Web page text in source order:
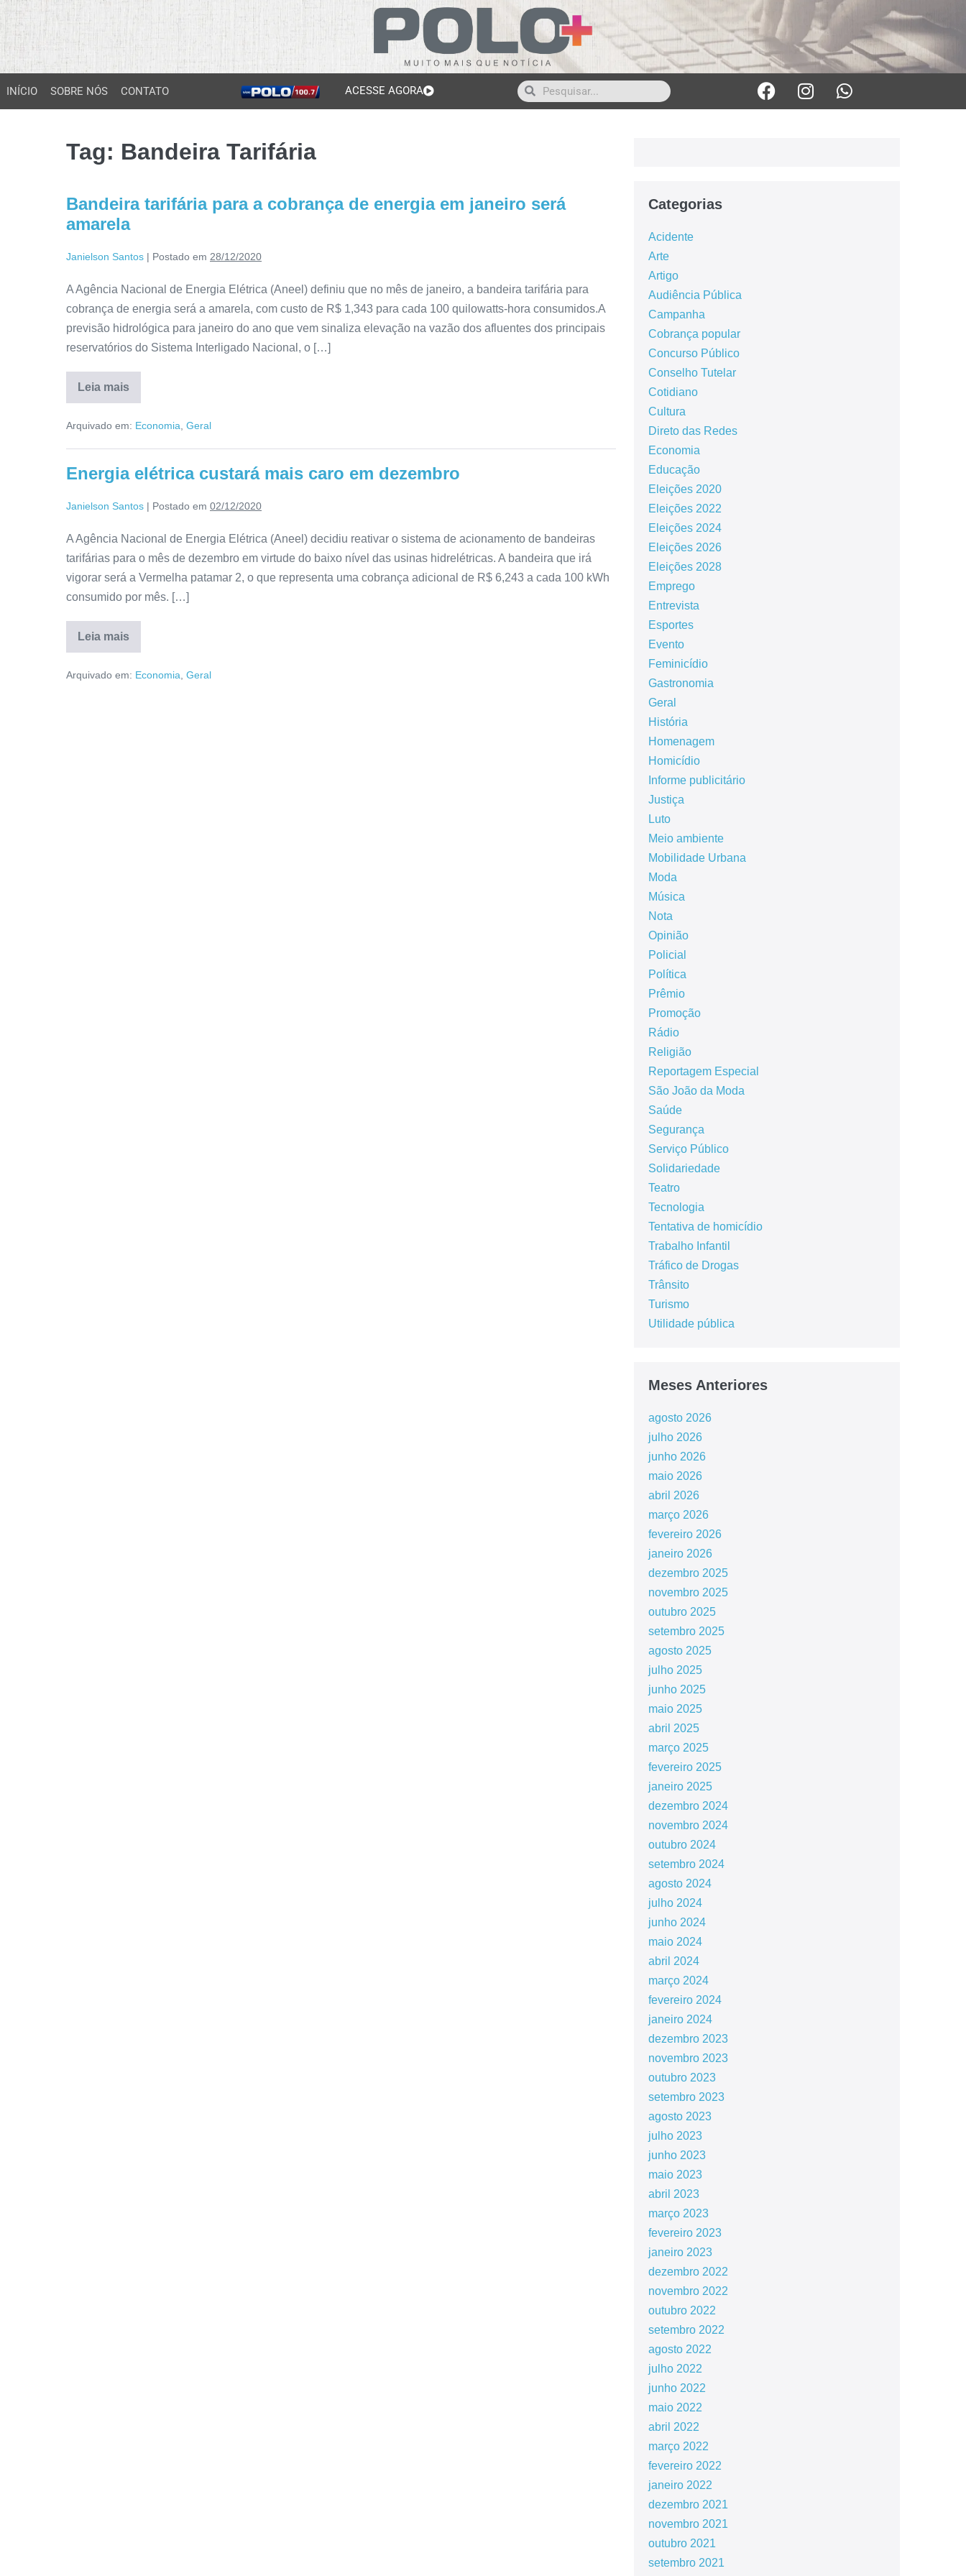
INÍCIO SOBRE NÓS CONTATO ACESSE AGORA
Tag: Bandeira Tarifária
Bandeira tarifária para a cobrança de energia em janeiro será
amarela
Janielson Santos | Postado em 28/12/2020
A Agência Nacional de Energia Elétrica (Aneel) definiu que no mês de janeiro, a bandeira tarifária para
cobrança de energia será a amarela, com custo de R$ 1,343 para cada 100 quilowatts-hora consumidos.A
previsão hidrológica para janeiro do ano que vem sinaliza elevação na vazão dos afluentes dos principais
reservatórios do Sistema Interligado Nacional, o […]
Leia mais
Arquivado em: Economia Geral
Energia elétrica custará mais caro em dezembro
Janielson Santos | Postado em 02/12/2020
A Agência Nacional de Energia Elétrica (Aneel) decidiu reativar o sistema de acionamento de bandeiras
tarifárias para o mês de dezembro em virtude do baixo nível das usinas hidrelétricas. A bandeira que irá
vigorar será a Vermelha patamar 2, o que representa uma cobrança adicional de R$ 6,243 a cada 100 kWh
consumido por mês. […]
Leia mais
Arquivado em: Economia Geral
Categorias
Acidente
Arte
Artigo
Audiência Pública
Campanha
Cobrança popular
Concurso Público
Conselho Tutelar
Cotidiano
Cultura
Direto das Redes
Economia
Educação
Eleições 2020
Eleições 2022
Eleições 2024
Eleições 2026
Eleições 2028
Emprego
Entrevista
Esportes
Evento
Feminicídio
Gastronomia
Geral
História
Homenagem
Homicídio
Informe publicitário
Justiça
Luto
Meio ambiente
Mobilidade Urbana
Moda
Música
Nota
Opinião
Policial
Política
Prêmio
Promoção
Rádio
Religião
Reportagem Especial
São João da Moda
Saúde
Segurança
Serviço Público
Solidariedade
Teatro
Tecnologia
Tentativa de homicídio
Trabalho Infantil
Tráfico de Drogas
Trânsito
Turismo
Utilidade pública
Meses Anteriores
agosto 2026
julho 2026
junho 2026
maio 2026
abril 2026
março 2026
fevereiro 2026
janeiro 2026
dezembro 2025
novembro 2025
outubro 2025
setembro 2025
agosto 2025
julho 2025
junho 2025
maio 2025
abril 2025
março 2025
fevereiro 2025
janeiro 2025
dezembro 2024
novembro 2024
outubro 2024
setembro 2024
agosto 2024
julho 2024
junho 2024
maio 2024
abril 2024
março 2024
fevereiro 2024
janeiro 2024
dezembro 2023
novembro 2023
outubro 2023
setembro 2023
agosto 2023
julho 2023
junho 2023
maio 2023
abril 2023
março 2023
fevereiro 2023
janeiro 2023
dezembro 2022
novembro 2022
outubro 2022
setembro 2022
agosto 2022
julho 2022
junho 2022
maio 2022
abril 2022
março 2022
fevereiro 2022
janeiro 2022
dezembro 2021
novembro 2021
outubro 2021
setembro 2021